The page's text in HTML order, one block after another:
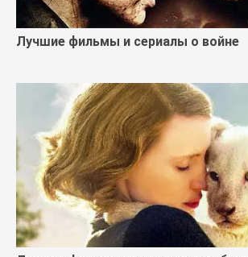
Лучшие фильмы и сериалы о войне